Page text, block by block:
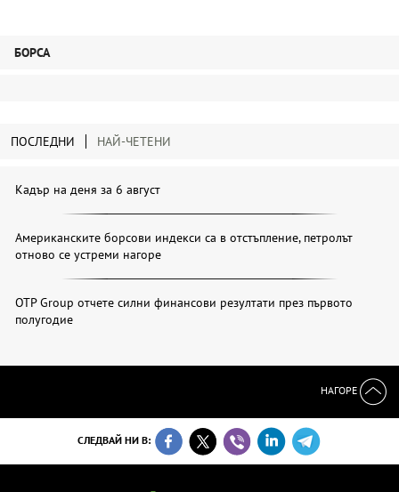
БОРСА
ПОСЛЕДНИ НАЙ-ЧЕТЕНИ
Кадър на деня за 6 август
Американските борсови индекси са в отстъпление, петролът
отново се устреми нагоре
OTP Group отчете силни финансови резултати през първото
полугодие
НАГОРЕ
СЛЕДВАЙ НИ В: